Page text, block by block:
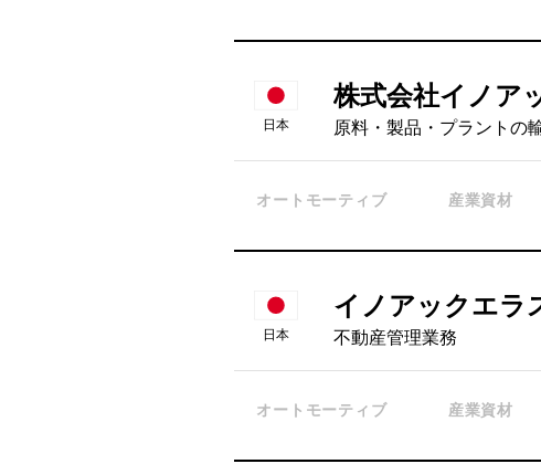
日本
株式会社イノア
原料・製品・プラントの
オートモーティブ 産業資材
日本
イノアックエラ
不動産管理業務
オートモーティブ 産業資材